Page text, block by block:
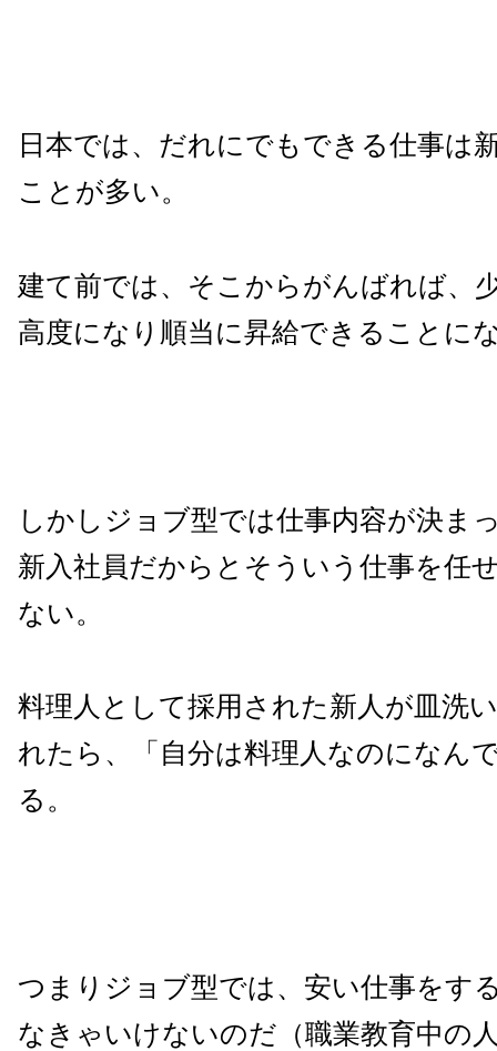
日本では、だれにでもできる仕事は
ことが多い。
建て前では、そこからがんばれば、
高度になり順当に昇給できることに
しかしジョブ型では仕事内容が決ま
新入社員だからとそういう仕事を任
ない。
料理人として採用された新人が皿洗
れたら、「自分は料理人なのになん
る。
つまりジョブ型では、安い仕事をす
なきゃいけないのだ（職業教育中の